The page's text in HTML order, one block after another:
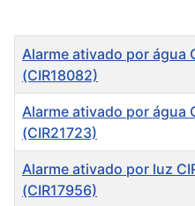
Título
Alarme ativado por água
(CIR18082)
Alarme ativado por água
(CIR21723)
Alarme ativado por luz
(CIR17956)